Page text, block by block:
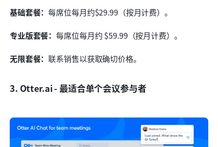
基础套餐：每席位每月约$29.99（按月计费）。
专业版套餐：每席位每月约 $59.99（按月计费）。
无限套餐：联系销售以获取确切价格。
3. Otter.ai - 最适合单个会议参与者